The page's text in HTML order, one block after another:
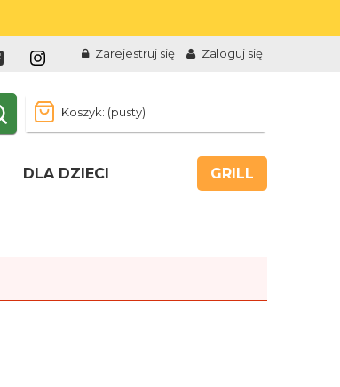
Zarejestruj się Zaloguj się
Koszyk: (pusty)
DLA DZIECI GRILL